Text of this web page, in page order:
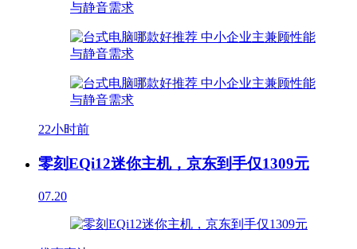
22小时前
零刻EQi12迷你主机，京东到手仅1309元
07.20